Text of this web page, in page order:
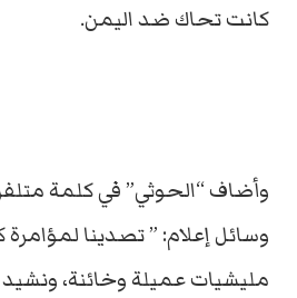
كانت تحاك ضد اليمن.
وأضاف “الحوثي” في كلمة
وسائل إعلام: ” تصدينا
مليشيات عميلة وخائنة،